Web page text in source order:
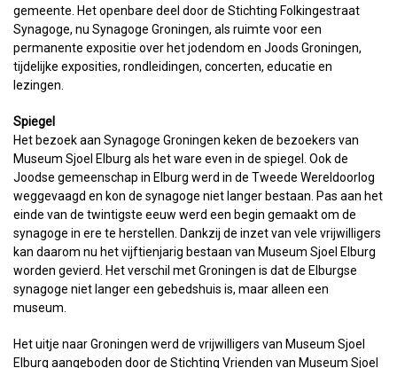
gemeente. Het openbare deel door de Stichting Folkingestraat
Synagoge, nu Synagoge Groningen, als ruimte voor een
permanente expositie over het jodendom en Joods Groningen,
tijdelijke exposities, rondleidingen, concerten, educatie en
lezingen.
Spiegel
Het bezoek aan Synagoge Groningen keken de bezoekers van
Museum Sjoel Elburg als het ware even in de spiegel. Ook de
Joodse gemeenschap in Elburg werd in de Tweede Wereldoorlog
weggevaagd en kon de synagoge niet langer bestaan. Pas aan het
einde van de twintigste eeuw werd een begin gemaakt om de
synagoge in ere te herstellen. Dankzij de inzet van vele vrijwilligers
kan daarom nu het vijftienjarig bestaan van Museum Sjoel Elburg
worden gevierd. Het verschil met Groningen is dat de Elburgse
synagoge niet langer een gebedshuis is, maar alleen een
museum.
Het uitje naar Groningen werd de vrijwilligers van Museum Sjoel
Elburg aangeboden door de Stichting Vrienden van Museum Sjoel